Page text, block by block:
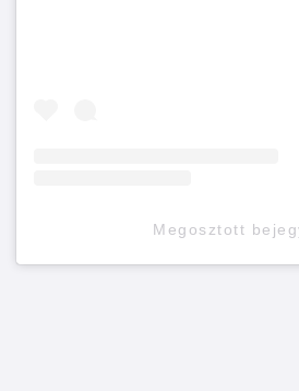
Megosztott